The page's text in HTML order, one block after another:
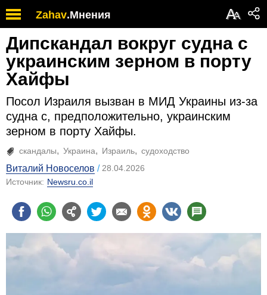
Zahav.Мнения АА
Дипскандал вокруг судна с
украинским зерном в порту
Хайфы
Посол Израиля вызван в МИД Украины из-за
судна с, предположительно, украинским
зерном в порту Хайфы.
скандалы Украина Израиль судоходство
Виталий Новоселов
28.04.2026
Источник: Newsru.co.il